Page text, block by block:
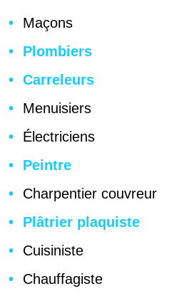
Maçons
Plombiers
Carreleurs
Menuisiers
Électriciens
Peintre
Charpentier couvreur
Plâtrier plaquiste
Cuisiniste
Chauffagiste